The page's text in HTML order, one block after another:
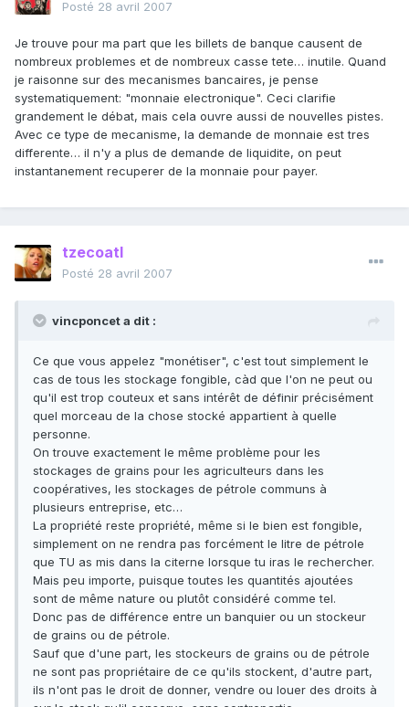
Posté 28 avril 2007
Je trouve pour ma part que les billets de banque causent de
nombreux problemes et de nombreux casse tete… inutile. Quand
je raisonne sur des mecanismes bancaires, je pense
systematiquement: "monnaie electronique". Ceci clarifie
grandement le débat, mais cela ouvre aussi de nouvelles pistes.
Avec ce type de mecanisme, la demande de monnaie est tres
differente… il n'y a plus de demande de liquidite, on peut
instantanement recuperer de la monnaie pour payer.
tzecoatl
Posté 28 avril 2007
vincponcet a dit :
Ce que vous appelez "monétiser", c'est tout simplement le
cas de tous les stockage fongible, càd que l'on ne peut ou
qu'il est trop couteux et sans intérêt de définir précisément
quel morceau de la chose stocké appartient à quelle
personne.
On trouve exactement le même problème pour les
stockages de grains pour les agriculteurs dans les
coopératives, les stockages de pétrole communs à
plusieurs entreprise, etc…
La propriété reste propriété, même si le bien est fongible,
simplement on ne rendra pas forcément le litre de pétrole
que TU as mis dans la citerne lorsque tu iras le rechercher.
Mais peu importe, puisque toutes les quantités ajoutées
sont de même nature ou plutôt considéré comme tel.
Donc pas de différence entre un banquier ou un stockeur
de grains ou de pétrole.
Sauf que d'une part, les stockeurs de grains ou de pétrole
ne sont pas propriétaire de ce qu'ils stockent, d'autre part,
ils n'ont pas le droit de donner, vendre ou louer des droits à